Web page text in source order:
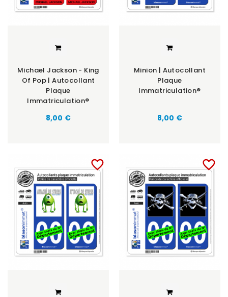
Michael Jackson - King
Of Pop | Autocollant
Plaque
Immatriculation®
8,00 €
Minion | Autocollant
Plaque
Immatriculation®
8,00 €
favorite_border favorite_border